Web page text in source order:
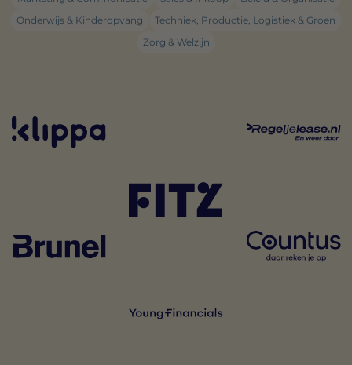
Onderwijs & Kinderopvang
Techniek, Productie, Logistiek & Groen
Zorg & Welzijn